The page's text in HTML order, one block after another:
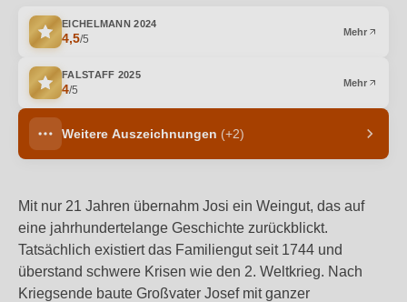
EICHELMANN2024
4,5/5
Mehr
FALSTAFF 2025
4/5
Mehr
Weitere Auszeichnungen (+2)
Mit nur 21 Jahren übernahm Josi ein Weingut, das auf
eine jahrhundertelange Geschichte zurückblickt.
Tatsächlich existiert das Familiengut seit 1744 und
überstand schwere Krisen wie den 2. Weltkrieg. Nach
Kriegsende baute Großvater Josef mit ganzer